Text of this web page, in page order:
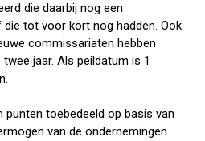
die daarbij nog een
tot voor kort nog hadden. Ook
commissariaten hebben
jaar. Als peildatum is 1
punten toebedeeld op basis van
van de ondernemingen